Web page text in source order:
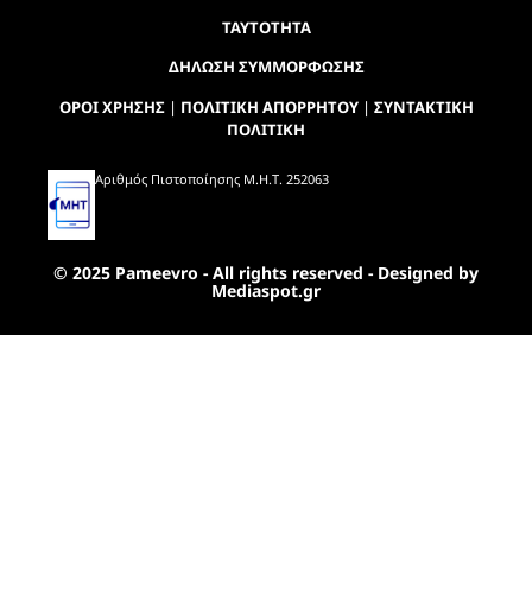
ΤΑΥΤΟΤΗΤΑ
ΔΗΛΩΣΗ ΣΥΜΜΟΡΦΩΣΗΣ
ΟΡΟΙ ΧΡΗΣΗΣ| ΠΟΛΙΤΙΚΗ ΑΠΟΡΡΗΤΟΥ| ΣΥΝΤΑΚΤΙΚΗ
ΠΟΛΙΤΙΚΗ
Αριθμός Πιστοποίησης Μ.Η.Τ. 252063
© 2025 Pameevro - All rights reserved - Designed by
Mediaspot.gr